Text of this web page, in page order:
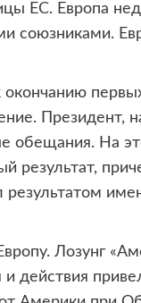
ЕС. Европа
союзниками.
окончанию
Президент,
обещания. На
результат,
Лозунг
действия